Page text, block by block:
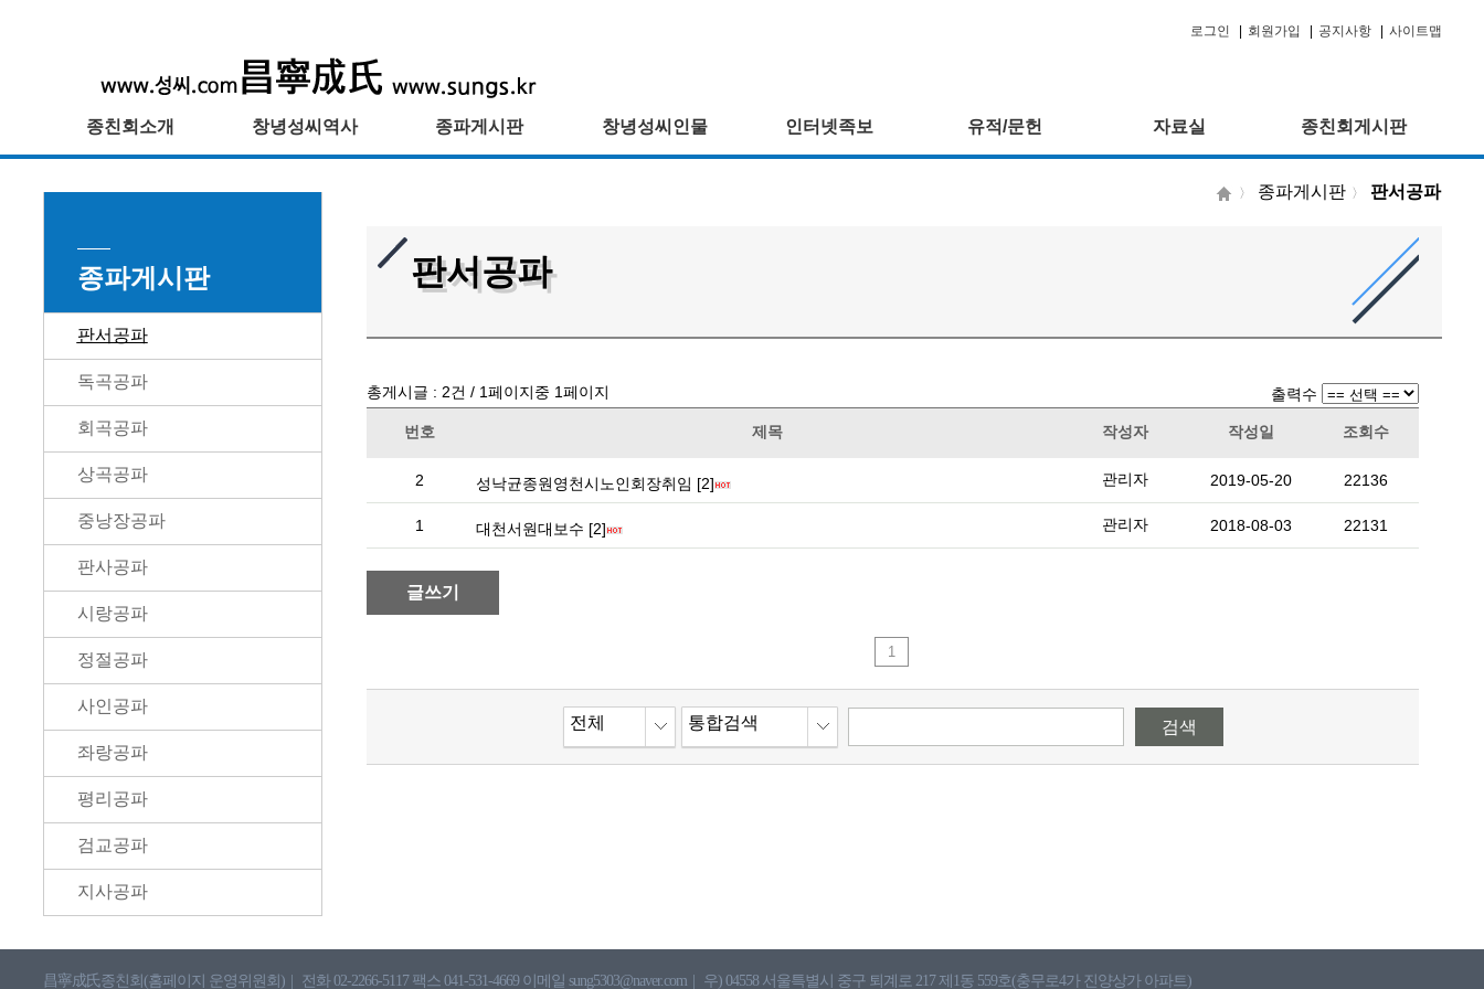
로그인 회원가입 공지사항 사이트맵
종친회소개 창녕성씨역사 종파게시판 창녕성씨인물 인터넷족보 유적/문헌 자료실 종친회게시판
종파게시판
판서공파
독곡공파
회곡공파
상곡공파
중낭장공파
판사공파
시랑공파
정절공파
사인공파
좌랑공파
평리공파
검교공파
지사공파
〉 종파게시판 〉 판서공파
판서공파
총게시글 : 2건 / 1페이지중 1페이지 출력수
번호 제목 작성자 작성일 조회수
2 성낙균종원영천시노인회장취임 [2] 관리자 2019-05-20 22136
1 대천서원대보수 [2] 관리자 2018-08-03 22131
글쓰기
1
전체 통합검색 검색
昌寧成氏종친회(홈페이지 운영위원회) 전화 02-2266-5117 팩스 041-531-4669 이메일 sung5303@naver.com 우) 04558 서울특별시 중구 퇴계로 217 제1동 559호(충무로4가 진양상가 아파트)